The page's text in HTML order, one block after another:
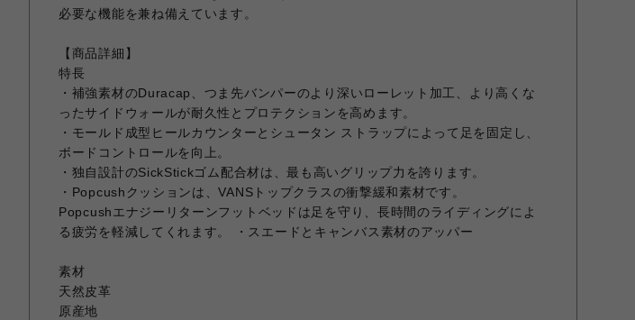
必要な機能を兼ね備えています。
【商品詳細】
特長
・補強素材のDuracap、つま先バンパーのより深いローレット加工、より高くな
ったサイドウォールが耐久性とプロテクションを高めます。
・モールド成型ヒールカウンターとシュータン ストラップによって足を固定し、
ボードコントロールを向上。
・独自設計のSickStickゴム配合材は、最も高いグリップ力を誇ります。
・Popcushクッションは、VANSトップクラスの衝撃緩和素材です。
Popcushエナジーリターンフットベッドは足を守り、長時間のライディングによ
る疲労を軽減してくれます。 ・スエードとキャンバス素材のアッパー
素材
天然皮革
原産地